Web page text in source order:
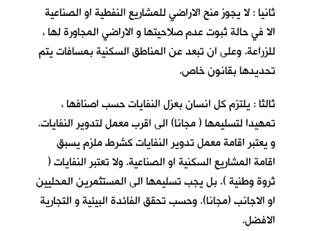
ثانيا : لا يجوز منح الاراضي للمشاريع النفطية او الصناعية
الا في حالة ثبوت عدم صلاحيتها و الاراضي المجاورة لها ،
للزراعة. وعلى ان تبعد عن المناطق السكنية بمسافات يتم
تحديدها بقانون خاص.
ثالثا : يلتزم كل انسان بعزل النفايات حسب اصنافها ،
تمهيدا لتسليمها ( مجانا) الى اقرب معمل لتدوير النفايات.
و يعتبر اقامة معمل تدوير النفايات كشرط ملزم يسبق
اقامة المشاريع السكنية او الصناعية. ولا تعتبر النفايات (
ثروة وطنية ). بل يجب تسليمها الى المستثمرين المحليين
او الاجانب (مجانا). وحسب تحقق الفائدة البيئية و التجارية
الافضل.